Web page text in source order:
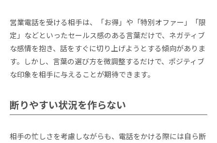
営業電話を受ける相手は、「お得」や「特別オファー」「限
定」などといったセールス感のある言葉だけで、ネガティブ
な感情を抱き、話をすぐに切り上げようとする傾向がありま
す。しかし、言葉の選び方を微調整するだけで、ポジティブ
な印象を相手に与えることが期待できます。
断りやすい状況を作らない
相手の忙しさを考慮しながらも、電話をかける際には自ら断